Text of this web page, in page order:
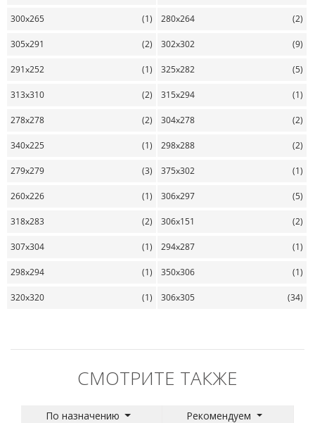
300x265 (1) 280x264 (2)
305x291 (2) 302x302 (9)
291x252 (1) 325x282 (5)
313x310 (2) 315x294 (1)
278x278 (2) 304x278 (2)
340x225 (1) 298x288 (2)
279x279 (3) 375x302 (1)
260x226 (1) 306x297 (5)
318x283 (2) 306x151 (2)
307x304 (1) 294x287 (1)
298x294 (1) 350x306 (1)
320x320 (1) 306x305 (34)
СМОТРИТЕ ТАКЖЕ
По назначению
Рекомендуем